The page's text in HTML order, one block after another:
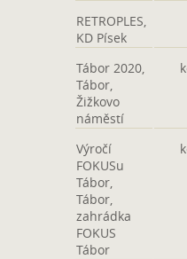
RETROPLES,
KD Písek
Tábor 2020,
Tábor,
Žižkovo
náměstí
Výročí
FOKUSu
Tábor,
Tábor,
zahrádka
FOKUS
Tábor